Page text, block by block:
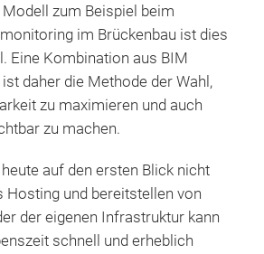
zum Beispiel beim
im Brückenbau ist dies
Eine Kombination aus BIM
daher die Methode der Wahl,
zu maximieren und auch
zu machen.
auf den ersten Blick nicht
Hosting und bereitstellen von
der eigenen Infrastruktur kann
schnell und erheblich